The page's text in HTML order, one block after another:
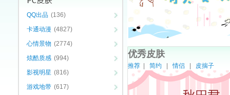
QQ出品 (136)
卡通动漫 (4827)
心情景物 (2774)
炫酷质感 (994)
影视明星 (816)
游戏地带 (617)
优秀皮肤
推荐 简约 |情侣 皮揣子